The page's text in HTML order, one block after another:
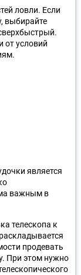
ловли. Если
выбирайте
от условий
является
важным в
телескопа к
продевать
При этом нужно